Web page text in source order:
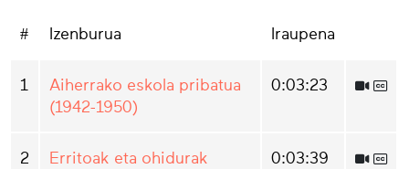
# Izenburua Iraupena
1
Aiherrako eskola pribatua
(1942-1950)
0:03:23
2 Erritoak eta ohidurak 0:03:39